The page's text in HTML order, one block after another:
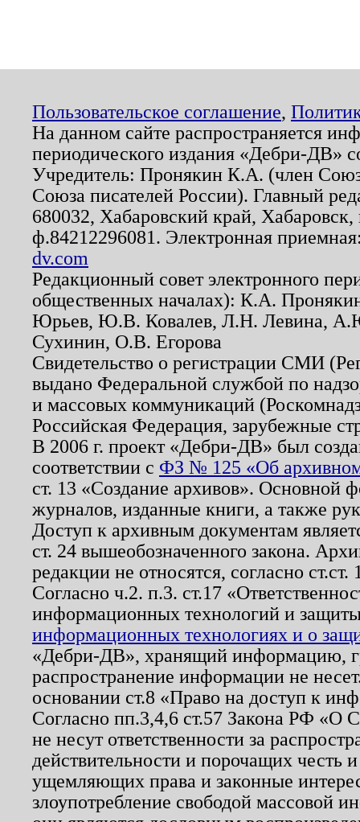
Пользовательское соглашение,
На данном сайте распространяется
периодического издания «Дебри-ДВ»
Учредитель: Пронякин К.А. (член
Союза писателей России). Главный
680032, Хабаровский край,
ф.84212296081. Электронная
dv.com
Редакционный совет электронного
общественных началах): К.А.
Юрьев, Ю.В. Ковалев, Л.Н. Левина,
Сухинин, О.В. Егорова
Свидетельство о регистрации СМИ
выдано Федеральной службой по
и массовых коммуникаций
Российская Федерация, зарубежные
В 2006 г. проект «Дебри-ДВ» был
соответствии с ФЗ № 125 «Об
ст. 13 «Создание архивов». Основной
журналов, изданные книги, а также
Доступ к архивным документам
ст. 24 вышеобозначенного закона.
редакции не относятся, согласно
Согласно ч.2. п.3. ст.17
информационных технологий и
информационных технологиях и о
«Дебри-ДВ», хранящий информацию,
распространение информации не
основании ст.8 «Право на доступ к
Согласно пп.3,4,6 ст.57 Закона РФ «О
не несут ответственности за
действительности и порочащих честь
ущемляющих права и законные
злоупотребление свободой массовой